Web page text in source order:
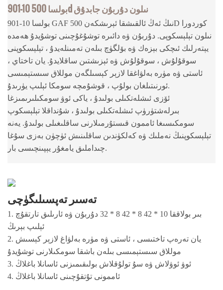
901-10 بولسا GAF نىڭ ئەڭ ئالقىشقا ئېرىشكەن 500D كوردورا
نىلون تېلېسكوپى. دۇربۇن ۋە دائىرە توشۇغۇچىنى توشۇيدۇ ھەمدە
يېتەرلىك ئىچكى بېزەك ۋە بۆلگۈچ بىلەن تەمىنلەيدۇ ، تېلېسكوپنى
سوقۇلۇش ، سوقۇلۇش ۋە ئېزىشتىن ساقلايدۇ. يان تاختاي ،
ئاستى ۋە مۈرە بەلۋاغقا لازېر كېسىلگەن موللاق سىستېمىسى
ئورنىتىلغان بولۇپ ، قوشۇمچە سومكا ئېلىپ يۈرىدۇ.
ئۆزى ئىشلەتكىلى بولىدۇ ، ياكى ئوۋ سومكىلىرىمىزغا
بىرلەشتۈرۈپ ئىشلەتكىلى بولىدۇ ، شۇنداقلا تېلېسكوپ
سومكىسىغا ئاممون قىستۇرمىلارنى ساقلىغىلى بولىدۇ. يەنە
تېلېسكوپنىڭ نەملىك ۋە كەلكۈندىن ساقلىنىش ئۈچۈن بەزى سۇغا
چىداملىق يامغۇر يېپىنچىسى بار.
تەسىر تەپسىلىگۈچى
1. بىر بولاققا 10 * 42 8 * 42 8 * 32 دۇربۇن ۋە ئارىلىق تارتقۇچ
2. يان تەرەپ تاختىسى ، ئاستى ۋە مۈرە بەلۋاغ لازېر كېسىش
3. ئوۋ ئوۋلاش ۋە سۇ تولۇقلاش بولىقىمىزنى ئاسانلا باغلاڭ
4. ئاممونى تۇتقۇچىنى ئاسانلا باغلاڭ